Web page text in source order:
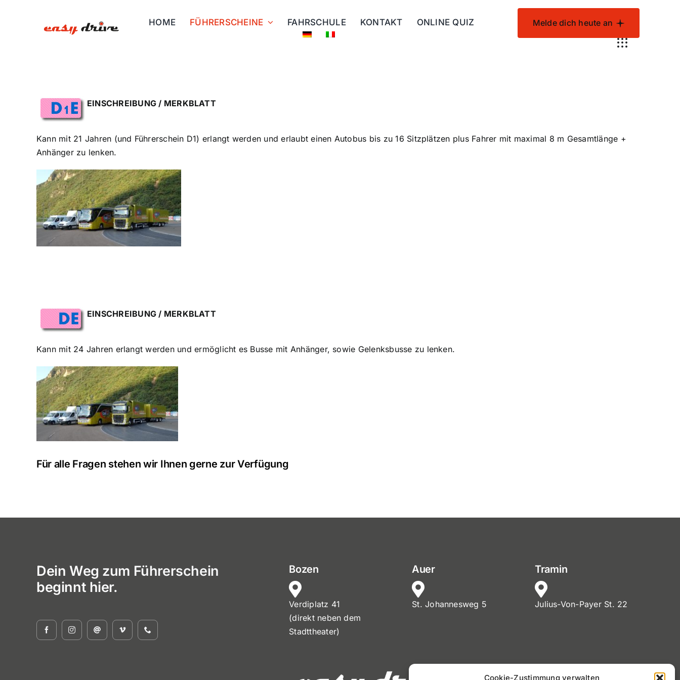
Cookie-Zustimmung verwalten
HOME FÜHRERSCHEINE FAHRSCHULE KONTAKT ONLINE QUIZ Melde dich heute an
EINSCHREIBUNG / MERKBLATT
Kann mit 21 Jahren (und Führerschein D1) erlangt werden und erlaubt einen Autobus bis zu 16 Sitzplätzen plus Fahrer mit maximal 8 m Gesamtlänge +
Anhänger zu lenken.
EINSCHREIBUNG / MERKBLATT
Kann mit 24 Jahren erlangt werden und ermöglicht es Busse mit Anhänger, sowie Gelenksbusse zu lenken.
Für alle Fragen stehen wir Ihnen gerne zur Verfügung
Dein Weg zum Führerschein
beginnt hier.
Bozen
Verdiplatz 41
(direkt neben dem
Stadttheater)
Auer
St. Johannesweg 5
Tramin
Julius-Von-Payer St. 22